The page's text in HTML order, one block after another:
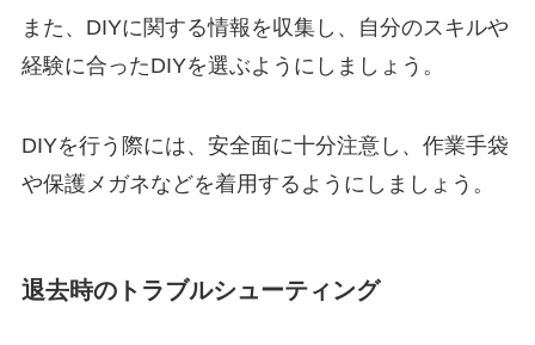
また、DIYに関する情報を収集し、自分のスキルや
経験に合ったDIYを選ぶようにしましょう。
DIYを行う際には、安全面に十分注意し、作業手袋
や保護メガネなどを着用するようにしましょう。
退去時のトラブルシューティング